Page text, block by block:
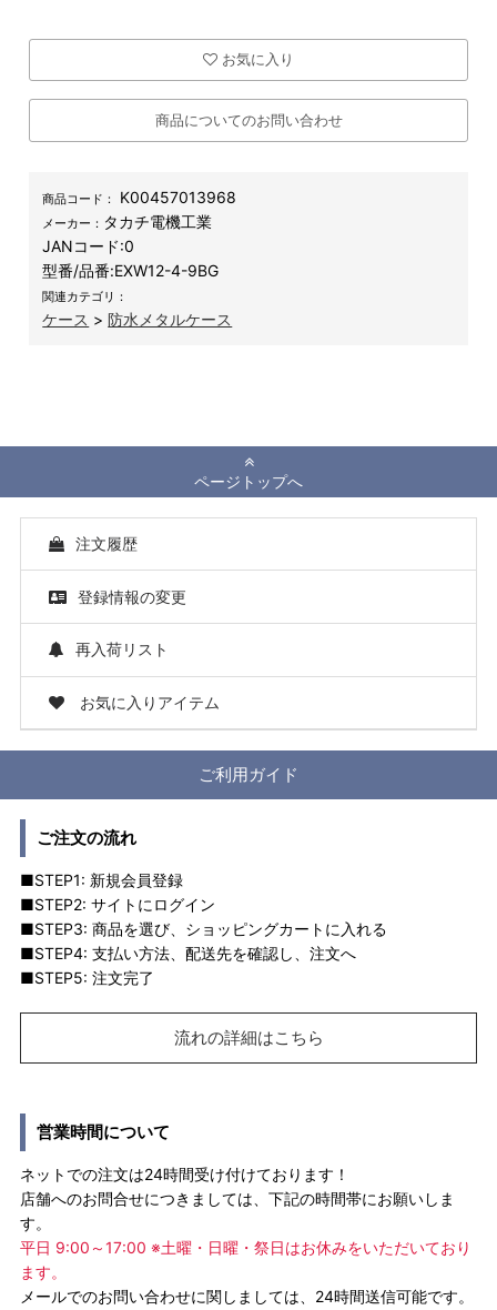
お気に入り
商品についてのお問い合わせ
商品コード： K00457013968
メーカー： タカチ電機工業
JANコード:0
型番/品番:EXW12-4-9BG
関連カテゴリ：
ケース >防水メタルケース
ページトップへ
注文履歴
登録情報の変更
再入荷リスト
お気に入りアイテム
ご利用ガイド
ご注文の流れ
■STEP1: 新規会員登録
■STEP2: サイトにログイン
■STEP3: 商品を選び、ショッピングカートに入れる
■STEP4: 支払い方法、配送先を確認し、注文へ
■STEP5: 注文完了
流れの詳細はこちら
営業時間について
ネットでの注文は24時間受け付けております！
店舗へのお問合せにつきましては、下記の時間帯にお願いしま
す。
平日 9:00～17:00 ※土曜・日曜・祭日はお休みをいただいており
ます。
メールでのお問い合わせに関しましては、24時間送信可能です。